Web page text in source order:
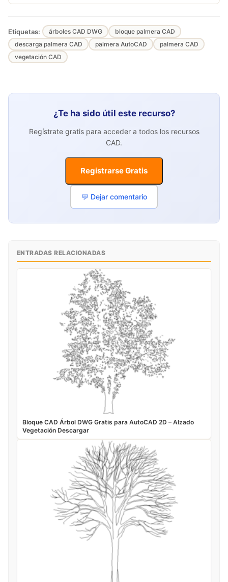
Etiquetas: árboles CAD DWG
bloque palmera CAD
descarga palmera CAD
palmera AutoCAD
palmera CAD
vegetación CAD
¿Te ha sido útil este recurso?
Regístrate gratis para acceder a todos los recursos
CAD.
Registrarse Gratis
💬 Dejar comentario
ENTRADAS RELACIONADAS
Bloque CAD Árbol DWG Gratis para AutoCAD 2D – Alzado
Vegetación Descargar